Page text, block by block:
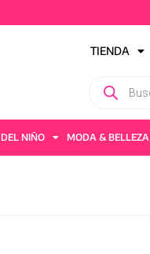
TIENDA
NIÑO MODA & BELLEZA